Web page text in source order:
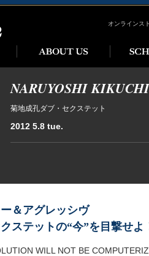
オンラインス
NARUYOSHI
菊地成孔ダブ・セクステット
2012 5.8 tue.
＆アグレッシヴ
ステットの“今”を目撃せよ
WILL NOT BE